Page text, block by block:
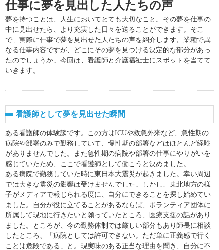
仕事に夢を見出した人たちの声
夢を持つことは、人生においてとても大切なこと。その夢を仕事の
中に見出せたら、より充実した日々を送ることができます。そこ
で、実際に仕事で夢を見出せた人たちの声を紹介します。業種で異
なる仕事内容ですが、どこにその夢を見つける決定的な部分があっ
たのでしょうか。今回は、看護師と介護福祉士にスポットを当てて
いきます。
看護師として夢を見出せた瞬間
ある看護師の体験談です。この方はICUや救急外来など、急性期の
病院や部署のみで勤務していて、慢性期の部署などはほとんど経験
がありませんでした。また急性期の病院や部署の仕事にやりがいを
感じていたため、ここで看護師として働こうと決めました。
ある病院で勤務していた時に東日本大震災が起きました。幸い周辺
では大きな震災の影響は受けませんでした。しかし、東北地方の様
子がメディアで報じられる度に、自分にできることを探し始めてい
ました。自分が役に立てることがあるならば、ボランティア団体に
所属して現地に行きたいと願っていたところ、医療支援の話があり
ました。ところが、今の勤務体制では厳しい部分もあり師長に相談
したところ、「病院としては許可できない。ただ単に正義感で行く
ことは危険である」と。現実味のある正当な理由を聞き、自分に不